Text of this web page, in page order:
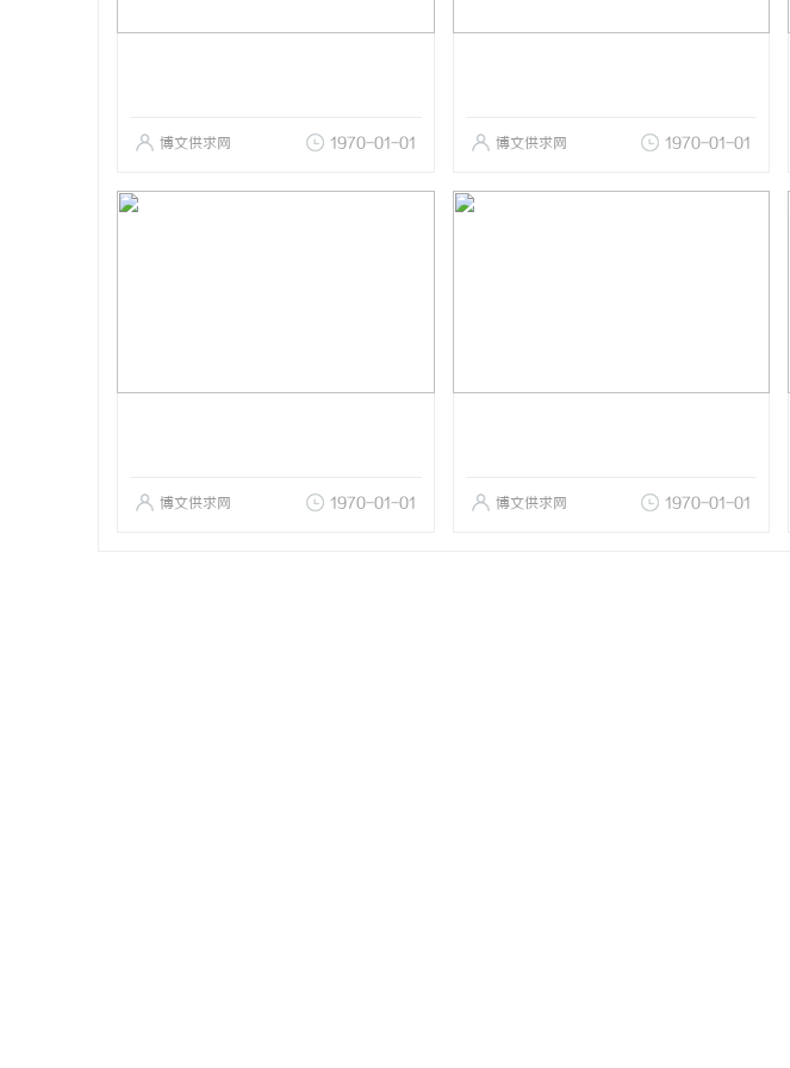
博文供求网 1970-01-01 博文供求网 1970-01-01
博文供求网 1970-01-01 博文供求网 1970-01-01